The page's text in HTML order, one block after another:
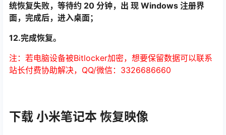
统恢复失败，等待约 20 分钟，出 现 Windows 注册界
面，完成后，进入桌面；
12.完成恢复。
注：若电脑设备被Bitlocker加密，想要保留数据可以联系
站长付费协助解决，QQ/微信：3326686660
下载 小米笔记本 恢复映像